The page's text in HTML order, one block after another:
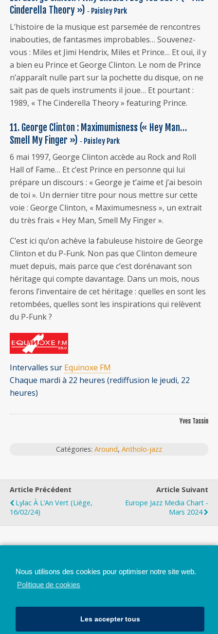
Cinderella Theory ») ‐ Paisley Park
L’histoire de la musique est parsemée de rencontres
inabouties, de fantasmes improbables… Souvenez-
vous : Miles et Jimi Hendrix, Miles et Prince… Et oui, il y
a bien eu Prince et George Clinton. Le nom de Prince
n’apparaît nulle part sur la pochette du disque, on ne
sait pas de quels instruments il joue… Et pourtant :
1989, « The Cinderella Theory » featuring Prince.
11. George Clinton : Maximumisness (« Hey Man…
Smell My Finger ») ‐ Paisley Park
6 mai 1997, George Clinton accède au Rock and Roll
Hall of Fame… Et c’est Prince en personne qui lui
prépare un discours : « George je t’aime et j’ai besoin
de toi ». Un dernier titre pour nous mettre sur cette
voie : George Clinton, « Maximumesness », un extrait
du très frais « Hey Man, Smell My Finger ».
C’est ici qu’on achève la fabuleuse histoire de George
Clinton et du P-Funk. Non pas que Clinton demeure
muet depuis, mais parce que c’est dorénavant son
héritage qui compte davantage. Dans un mois, nous
ferons l’inventaire de cet héritage : quelles en sont les
retombées, quelles sont les inspirations qui relèvent
du P-Funk ?
Intervalles sur Equinoxe FM
Chaque mardi à 22 heures (rediffusion le jeudi, 22
heures)
Yves Tassin
Catégories: Around, Antholo-jazz
Article Précédent
Lylac À L’An Vert (Liège,
16/02/24)
Article Suivant
Europe Jazz Media Chart ‐
Mars 2024
Nous utilisons des cookies pour optimiser notre site web.
Politique de cookies
Les accepter tous